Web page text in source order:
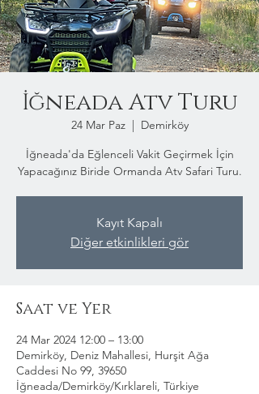
İğneada Atv Turu
24 Mar Paz
  |
Demirköy
İğneada'da Eğlenceli Vakit Geçirmek İçin
Yapacağınız Biride Ormanda Atv Safari Turu.
Kayıt Kapalı
Diğer etkinlikleri gör
Saat ve Yer
24 Mar 2024 12:00 – 13:00
Demirköy, Deniz Mahallesi, Hurşit Ağa
Caddesi No 99, 39650
İğneada/Demirköy/Kırklareli, Türkiye